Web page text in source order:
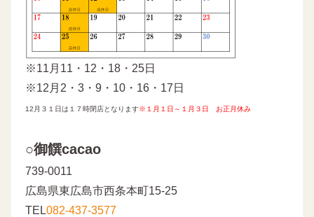
※11月11・12・18・25日
※12月2・3・9・10・16・17日
12月３１日は１７時閉店となります※ １月１日～１月３日 お正月休み
○御饌cacao
739-0011
広島県東広島市西条本町15-25
TEL082-437-3577